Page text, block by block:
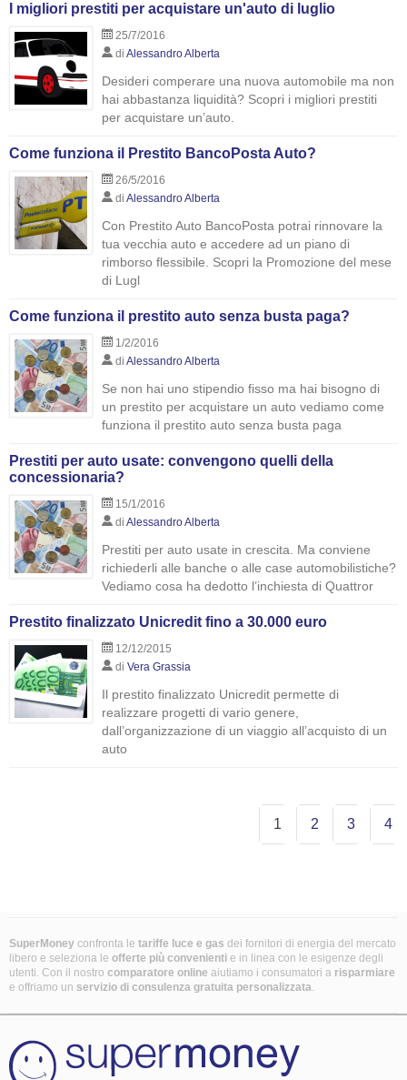
I migliori prestiti per acquistare un'auto di luglio
25/7/2016
di Alessandro Alberta
Desideri comperare una nuova automobile ma non
hai abbastanza liquidità? Scopri i migliori prestiti
per acquistare un’auto.
Come funziona il Prestito BancoPosta Auto?
26/5/2016
di Alessandro Alberta
Con Prestito Auto BancoPosta potrai rinnovare la
tua vecchia auto e accedere ad un piano di
rimborso flessibile. Scopri la Promozione del mese
di Lugl
Come funziona il prestito auto senza busta paga?
1/2/2016
di Alessandro Alberta
Se non hai uno stipendio fisso ma hai bisogno di
un prestito per acquistare un auto vediamo come
funziona il prestito auto senza busta paga
Prestiti per auto usate: convengono quelli della
concessionaria?
15/1/2016
di Alessandro Alberta
Prestiti per auto usate in crescita. Ma conviene
richiederli alle banche o alle case automobilistiche?
Vediamo cosa ha dedotto l’inchiesta di Quattror
Prestito finalizzato Unicredit fino a 30.000 euro
12/12/2015
di Vera Grassia
Il prestito finalizzato Unicredit permette di
realizzare progetti di vario genere,
dall’organizzazione di un viaggio all’acquisto di un
auto
1 2 3 4
SuperMoney confronta le tariffe luce e gas dei fornitori di energia del mercato
libero e seleziona le offerte più convenienti e in linea con le esigenze degli
utenti. Con il nostro comparatore online aiutiamo i consumatori a risparmiare
e offriamo un servizio di consulenza gratuita personalizzata.